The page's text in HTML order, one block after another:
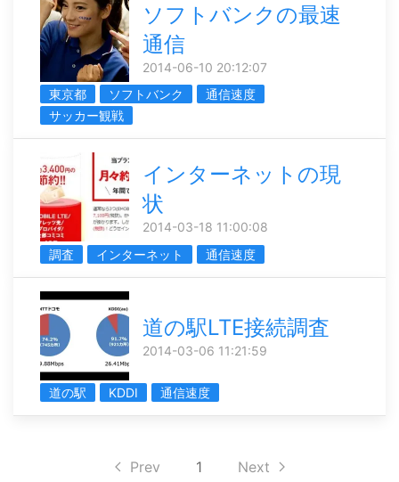
ソフトバンクの最速
通信
2014-06-10 20:12:07
東京都
ソフトバンク
通信速度
サッカー観戦
インターネットの現
状
2014-03-18 11:00:08
調査
インターネット 通信速度
道の駅LTE接続調査
2014-03-06 11:21:59
道の駅 KDDI 通信速度
Prev 1 Next